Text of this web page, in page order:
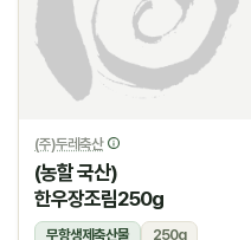
(주)두레축산
(농할 국산)
한우장조림250g
무항생제축산물
250g